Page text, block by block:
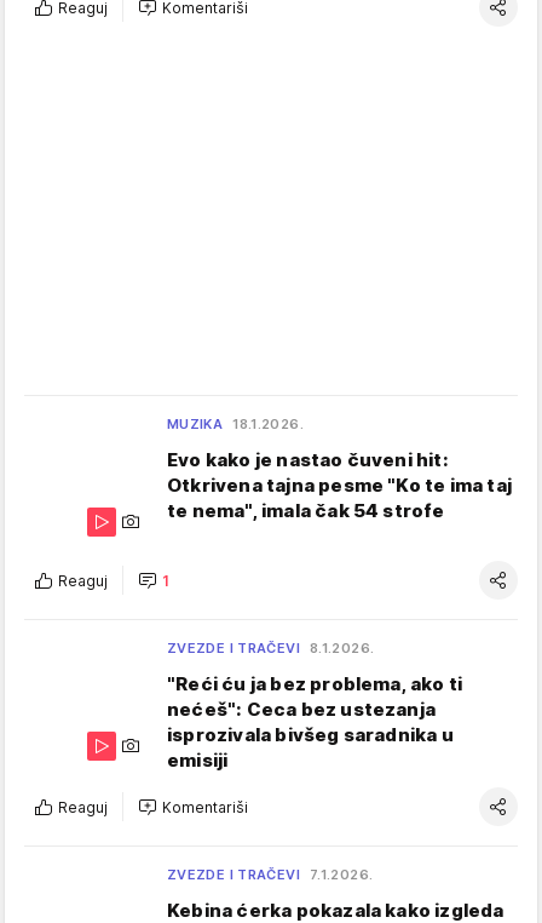
Reaguj Komentariši
MUZIKA 18.1.2026.
Evo kako je nastao čuveni hit:
Otkrivena tajna pesme "Ko te ima taj
te nema", imala čak 54 strofe
Reaguj 1
ZVEZDE I TRAČEVI 8.1.2026.
"Reći ću ja bez problema, ako ti
nećeš": Ceca bez ustezanja
isprozivala bivšeg saradnika u
emisiji
Reaguj Komentariši
ZVEZDE I TRAČEVI 7.1.2026.
Kebina ćerka pokazala kako izgleda